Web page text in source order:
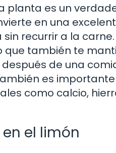
planta es un
en una
recurrir a la
que también te
de una
es
como calcio,
el limón